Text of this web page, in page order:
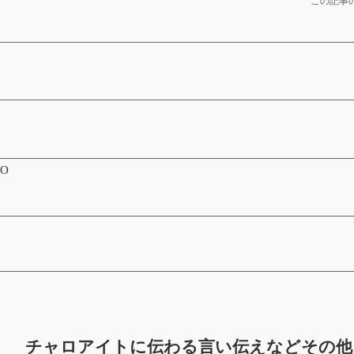
チャロアイトに伝わる言い伝えなどその他